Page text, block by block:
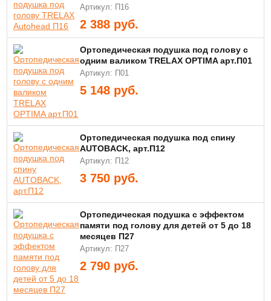
Артикул: П16
2 388 руб.
Ортопедическая подушка под голову с
одним валиком TRELAX OPTIMA арт.П01
Артикул: П01
5 148 руб.
Ортопедическая подушка под спину
AUTOBACK, арт.П12
Артикул: П12
3 750 руб.
Ортопедическая подушка с эффектом
памяти под голову для детей от 5 до 18
месяцев П27
Артикул: П27
2 790 руб.